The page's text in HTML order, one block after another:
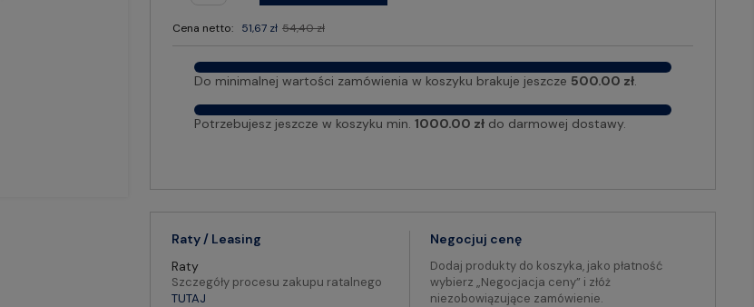
Cena netto: 51,67 zł 54,40 zł
Do minimalnej wartości zamówienia w koszyku brakuje jeszcze 500.00 zł.
Potrzebujesz jeszcze w koszyku min. 1000.00 złdo darmowej dostawy.
Raty / Leasing
Raty
Szczegóły procesu zakupu ratalnego
TUTAJ
Negocjuj cenę
Dodaj produkty do koszyka, jako płatność
wybierz „Negocjacja ceny” i złóż
niezobowiązujące zamówienie.